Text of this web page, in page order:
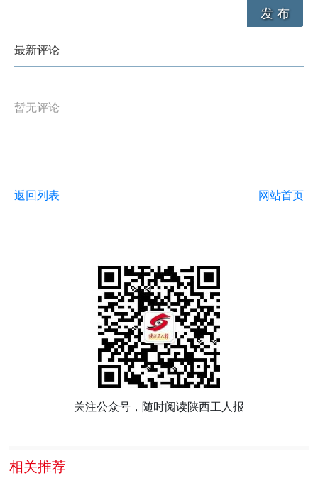
发 布
最新评论
暂无评论
返回列表 网站首页
关注公众号，随时阅读陕西工人报
相关推荐